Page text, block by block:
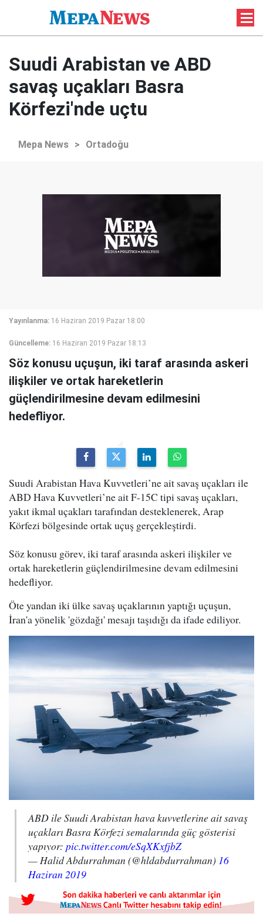
Suudi Arabistan ve ABD
savaş uçakları Basra
Körfezi'nde uçtu
Mepa News > Ortadoğu
Yayınlanma: 16 Haziran 2019 Pazar 18:00
Güncelleme: 16 Haziran 2019 Pazar 18:13
Söz konusu uçuşun, iki taraf arasında askeri
ilişkiler ve ortak hareketlerin
güçlendirilmesine devam edilmesini
hedefliyor.
Suudi Arabistan Hava Kuvvetleri’ne ait savaş uçakları ile
ABD Hava Kuvvetleri’ne ait F-15C tipi savaş uçakları,
yakıt ikmal uçakları tarafından desteklenerek, Arap
Körfezi bölgesinde ortak uçuş gerçekleştirdi.
Söz konusu görev, iki taraf arasında askeri ilişkiler ve
ortak hareketlerin güçlendirilmesine devam edilmesini
hedefliyor.
Öte yandan iki ülke savaş uçaklarının yaptığı uçuşun,
İran'a yönelik 'gözdağı' mesajı taşıdığı da ifade ediliyor.
ABD ile Suudi Arabistan hava kuvvetlerine ait savaş
uçakları Basra Körfezi semalarında güç gösterisi
yapıyor: pic.twitter.com/eSqXKxfjbZ
— Halid Abdurrahman (@hldabdurrahman) 16
Haziran 2019